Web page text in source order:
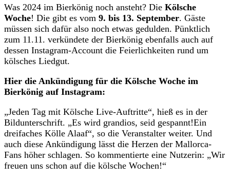
Was 2024 im Bierkönig noch ansteht? Die Kölsche
Woche! Die gibt es vom 9. bis 13. September. Gäste
müssen sich dafür also noch etwas gedulden. Pünktlich
zum 11.11. verkündete der Bierkönig ebenfalls auch auf
dessen Instagram-Account die Feierlichkeiten rund um
kölsches Liedgut.
Hier die Ankündigung für die Kölsche Woche im
Bierkönig auf Instagram:
„Jeden Tag mit Kölsche Live-Auftritte“, hieß es in der
Bildunterschrift. „Es wird grandios, seid gespannt!Ein
dreifaches Kölle Alaaf“, so die Veranstalter weiter. Und
auch diese Ankündigung lässt die Herzen der Mallorca-
Fans höher schlagen. So kommentierte eine Nutzerin: „Wir
freuen uns schon auf die kölsche Wochen!“